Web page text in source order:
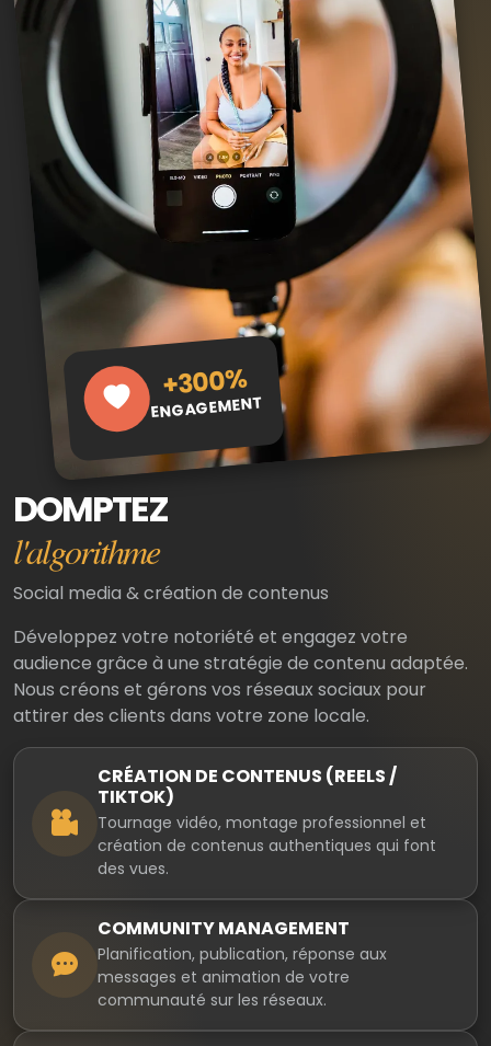
+300%
ENGAGEMENT
DOMPTEZ
l'algorithme
Social media & création de contenus
Développez votre notoriété et engagez votre
audience grâce à une stratégie de contenu adaptée.
Nous créons et gérons vos réseaux sociaux pour
attirer des clients dans votre zone locale.
CRÉATION DE CONTENUS (REELS /
TIKTOK)
Tournage vidéo, montage professionnel et
création de contenus authentiques qui font
des vues.
COMMUNITY MANAGEMENT
Planification, publication, réponse aux
messages et animation de votre
communauté sur les réseaux.